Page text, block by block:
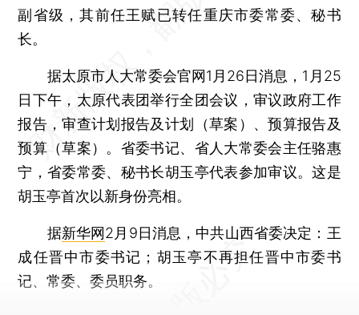
副省级，其前任王赋已转任重庆市委常委、秘书
长。
据太原市人大常委会官网1月26日消息，1月25
日下午，太原代表团举行全团会议，审议政府工作
报告，审查计划报告及计划（草案）、预算报告及
预算（草案）。省委书记、省人大常委会主任骆惠
宁，省委常委、秘书长胡玉亭代表参加审议。这是
胡玉亭首次以新身份亮相。
据新华网2月9日消息，中共山西省委决定：王
成任晋中市委书记；胡玉亭不再担任晋中市委书
记、常委、委员职务。